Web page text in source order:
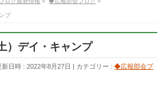
プ
）デイ・キャンプ
新日時 : 2022年8月27日 カテゴリー :◆広報部会ブ